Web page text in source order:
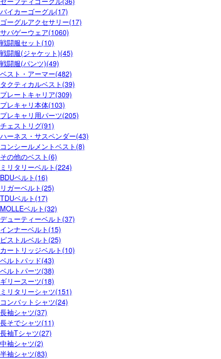
バイカーゴーグル(17)
ゴーグルアクセサリー(17)
サバゲーウェア(1060)
戦闘服セット(10)
戦闘服(ジャケット)(45)
戦闘服(パンツ)(49)
ベスト・アーマー(482)
タクティカルベスト(39)
プレートキャリア(309)
プレキャリ本体(103)
プレキャリ用パーツ(205)
チェストリグ(91)
ハーネス・サスペンダー(43)
コンシールメントベスト(8)
その他のベスト(6)
ミリタリーベルト(224)
BDUベルト(16)
リガーベルト(25)
TDUベルト(17)
MOLLEベルト(32)
デューティーベルト(37)
インナーベルト(15)
ピストルベルト(25)
カートリッジベルト(10)
ベルトパッド(43)
ベルトパーツ(38)
ギリースーツ(18)
ミリタリーシャツ(151)
コンバットシャツ(24)
長袖シャツ(37)
長そでシャツ(11)
長袖Tシャツ(27)
中袖シャツ(2)
半袖シャツ(83)